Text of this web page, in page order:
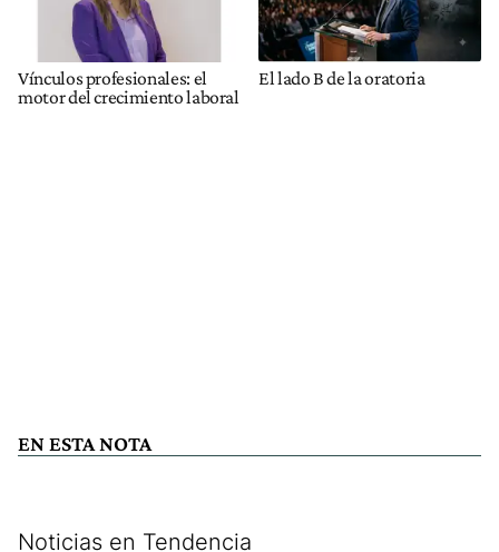
Vínculos profesionales: el
motor del crecimiento laboral
El lado B de la oratoria
EN ESTA NOTA
Noticias en Tendencia